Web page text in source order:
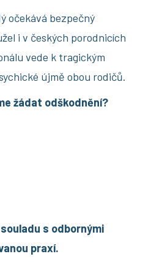
očekává bezpečný
i v českých porodnicích
vede k tragickým
újmě obou rodičů.
žádat odškodnění?
s odbornými
praxí.